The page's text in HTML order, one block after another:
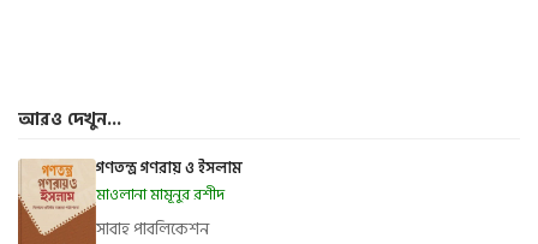
আরও দেখুন...
গণতন্ত্র গণরায় ও ইসলাম
মাওলানা মামূনুর রশীদ
সাবাহ পাবলিকেশন